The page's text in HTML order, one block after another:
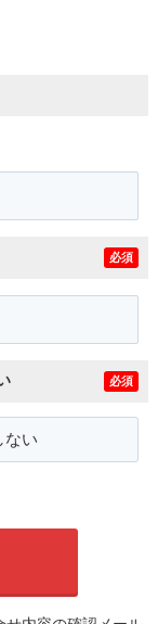
必須
必須
ない